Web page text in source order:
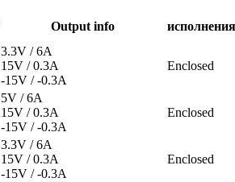
Output info исполнения
3.3V / 6A
15V / 0.3A
-15V / -0.3A
Enclosed
5V / 6A
15V / 0.3A
-15V / -0.3A
Enclosed
3.3V / 6A
15V / 0.3A
-15V / -0.3A
Enclosed